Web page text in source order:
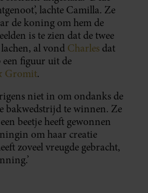
lachte Camilla. Ze
de koning om hem de
is te zien dat de twee
al vond Charles dat
een figuur uit de
Gromit.
niet in om ondanks de
bakwedstrijd te winnen. Ze
beetje heeft gewonnen
om haar creatie
zoveel vreugde gebracht,